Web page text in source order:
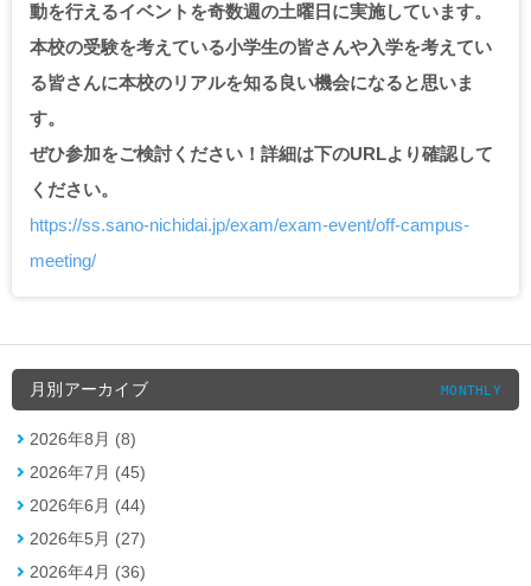
動を行えるイベントを奇数週の土曜日に実施しています。
本校の受験を考えている小学生の皆さんや入学を考えてい
る皆さんに本校のリアルを知る良い機会になると思いま
す。
ぜひ参加をご検討ください！詳細は下のURLより確認して
ください。
https://ss.sano-nichidai.jp/exam/exam-event/off-campus-
meeting/
月別アーカイブ MONTHLY
2026年8月 (8)
2026年7月 (45)
2026年6月 (44)
2026年5月 (27)
2026年4月 (36)